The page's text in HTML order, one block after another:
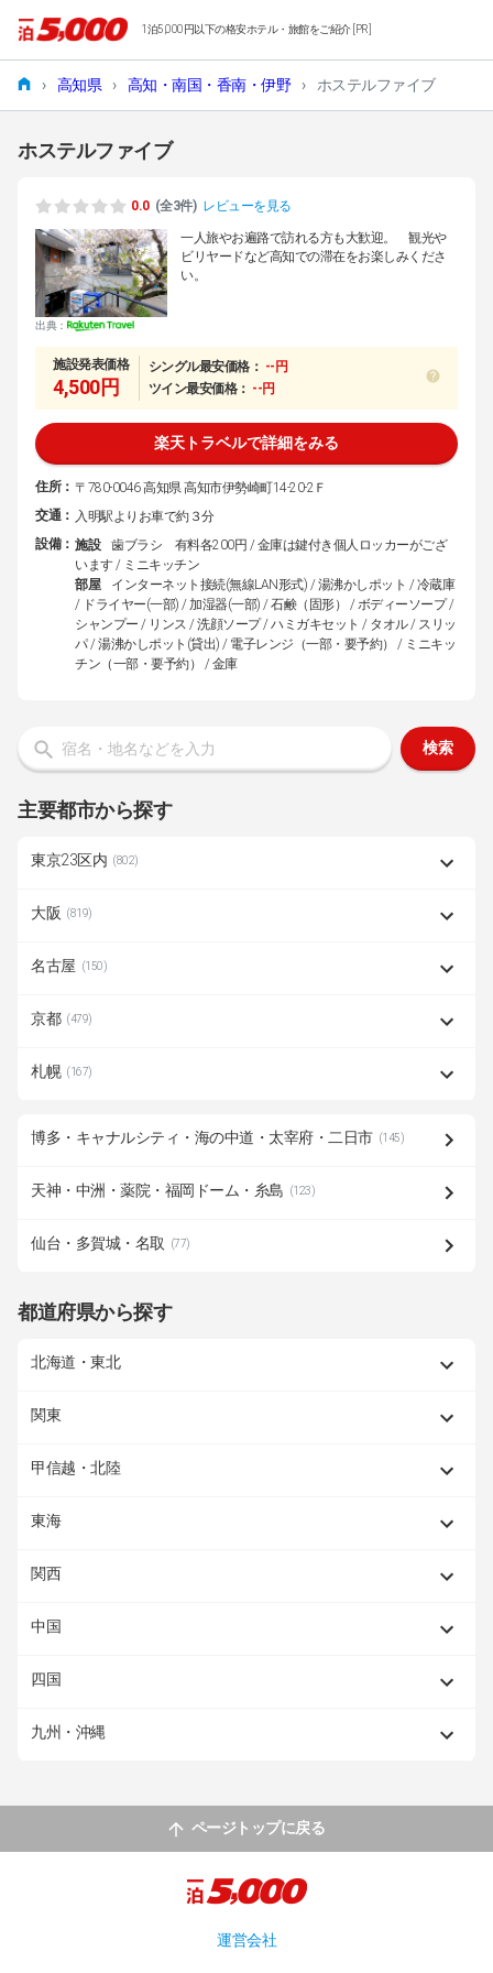
1泊5,000円以下の格安ホテル・旅館をご紹介 [PR]
› 高知県 › 高知・南国・香南・伊野 › ホステルファイブ
ホステルファイブ
0.0 (全3件) レビューを見る
出典：
一人旅やお遍路で訪れる方も大歓迎。 観光や
ビリヤードなど高知での滞在をお楽しみくださ
い。
施設発表価格
4,500円
シングル最安価格： --円
ツイン最安価格： --円
楽天トラベルで詳細をみる
住所： 〒780-0046 高知県 高知市伊勢崎町14-20-2Ｆ
交通： 入明駅よりお車で約３分
設備： 施設
歯ブラシ 有料各200円 / 金庫は鍵付き個人ロッカーがござ
います / ミニキッチン
部屋
インターネット接続(無線LAN形式) / 湯沸かしポット / 冷蔵庫
/ ドライヤー(一部) / 加湿器(一部) / 石鹸（固形） / ボディーソープ /
シャンプー / リンス / 洗顔ソープ / ハミガキセット / タオル / スリッ
パ / 湯沸かしポット(貸出) / 電子レンジ（一部・要予約） / ミニキッ
チン（一部・要予約） / 金庫
検索
主要都市から探す
東京23区内 (802)
大阪 (819)
名古屋 (150)
京都 (479)
札幌 (167)
博多・キャナルシティ・海の中道・太宰府・二日市 (145)
天神・中洲・薬院・福岡ドーム・糸島 (123)
仙台・多賀城・名取 (77)
都道府県から探す
北海道・東北
関東
甲信越・北陸
東海
関西
中国
四国
九州・沖縄
ページトップに戻る
運営会社